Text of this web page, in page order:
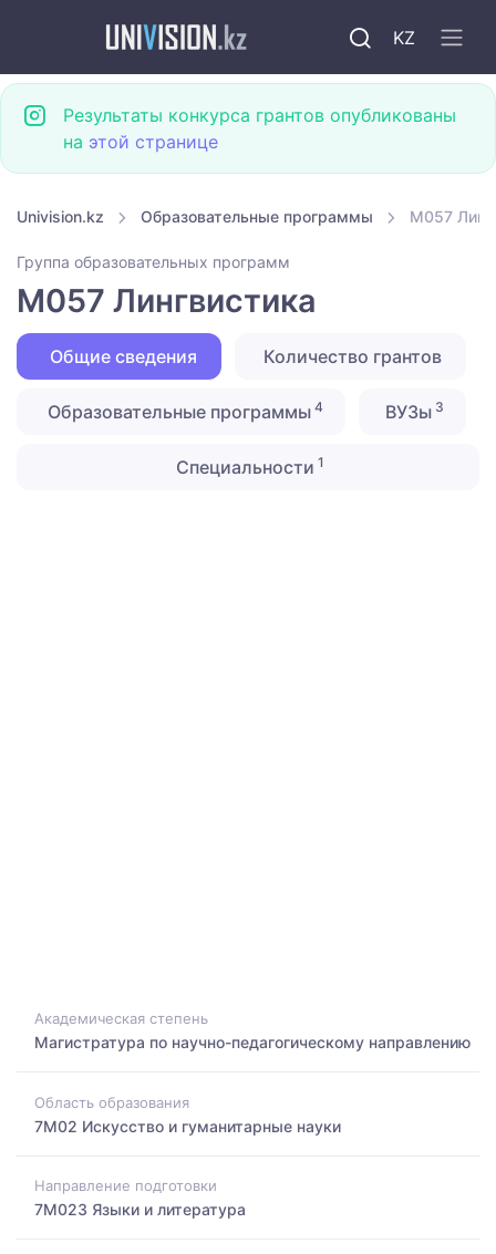
KZ
Результаты конкурса грантов опубликованы
на этой странице
Univision.kz Образовательные программы M057
Группа образовательных программ
M057 Лингвистика
Общие сведения Количество грантов
Образовательные программы 4 ВУЗы 3
Специальности 1
Академическая степень
Магистратура по научно-педагогическому направлению
Область образования
7M02 Искусство и гуманитарные науки
Направление подготовки
7M023 Языки и литература